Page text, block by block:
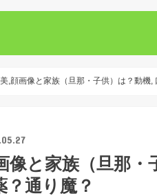
,顔画像と家族（旦那・子供）は？動機,
像と家族（旦那
？通り魔？